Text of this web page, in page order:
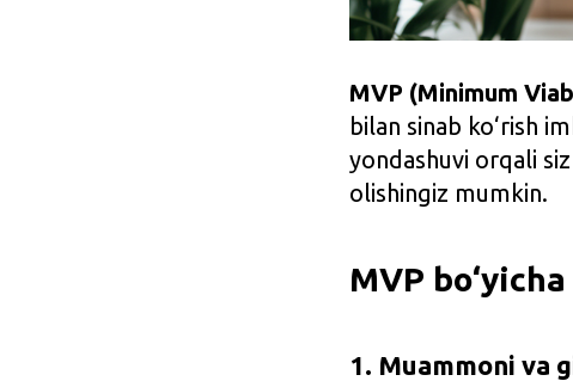
MVP (Minimum
bilan sinab ko‘rish
yondashuvi orqali
olishingiz mumkin.
MVP
1. Muammoni va